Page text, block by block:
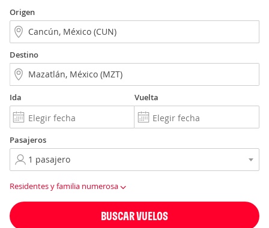
Origen
Destino
Ida Vuelta
Pasajeros
Residentes y familia numerosa
BUSCAR VUELOS